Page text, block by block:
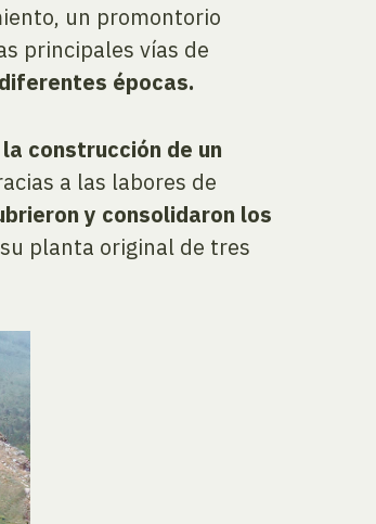
un promontorio
principales vías de
épocas.
construcción de un
a las labores de
y consolidaron los
planta original de tres